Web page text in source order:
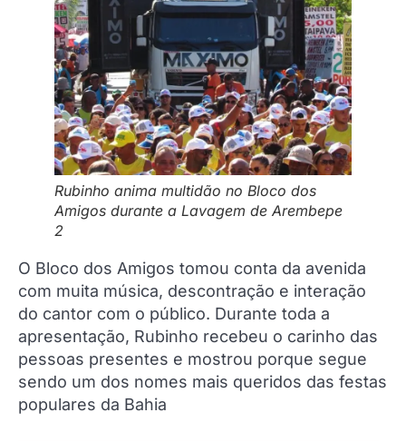
Rubinho anima multidão no Bloco dos
Amigos durante a Lavagem de Arembepe
2
O Bloco dos Amigos tomou conta da avenida
com muita música, descontração e interação
do cantor com o público. Durante toda a
apresentação, Rubinho recebeu o carinho das
pessoas presentes e mostrou porque segue
sendo um dos nomes mais queridos das festas
populares da Bahia